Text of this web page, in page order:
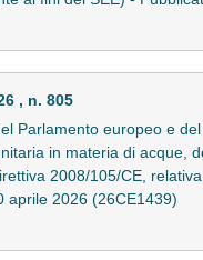
, n. 805
Parlamento europeo e
in materia di acque,
2008/105/CE,
aprile 2026 (26CE1439)